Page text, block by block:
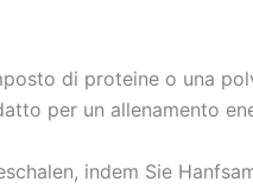
di proteine ​​o una
per un allenamento
indem Sie